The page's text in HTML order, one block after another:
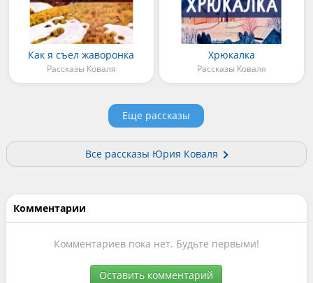
Как я съел жаворонка
Рассказы Коваля
Хрюкалка
Рассказы Коваля
Еще рассказы
Все рассказы Юрия Коваля
Комментарии
Комментариев пока нет. Будьте первыми!
Оставить комментарий